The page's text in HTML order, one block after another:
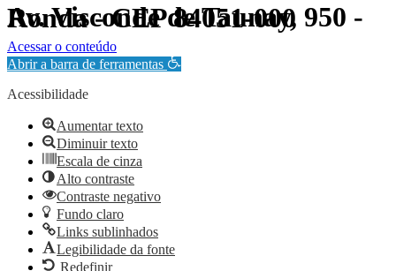
Av. Visconde de Taunay, 950 - Ronda - CEP 84051-000
Política de Privacidade.
Acessar o conteúdo
Abrir a barra de ferramentas
Acessibilidade
Aumentar texto
Diminuir texto
Escala de cinza
Alto contraste
Contraste negativo
Fundo claro
Links sublinhados
Legibilidade da fonte
Redefinir